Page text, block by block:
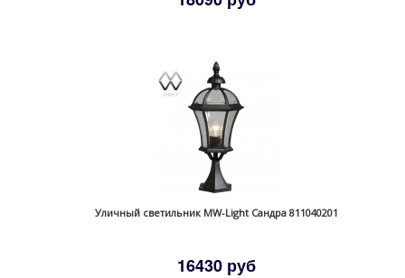
Уличный светильник MW-Light Сандра 811040201
16430 руб